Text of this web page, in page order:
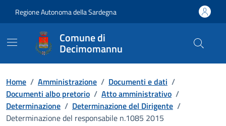
Regione Autonoma della Sardegna
Comune di
Decimomannu
Home / Amministrazione / Documenti e dati /
Documenti albo pretorio / Atto amministrativo /
Determinazione / Determinazione del Dirigente /
Determinazione del responsabile n.1085 2015